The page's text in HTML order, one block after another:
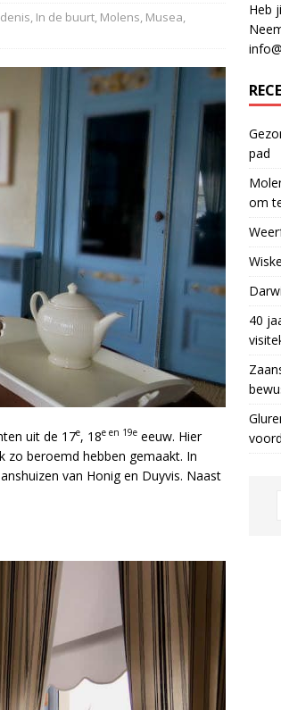
, In de buurt, Molens, Musea,
uit de 17e, 18e en 19e eeuw. Hier
zo beroemd hebben gemaakt. In
van Honig en Duyvis. Naast
Heb
pad
om
40